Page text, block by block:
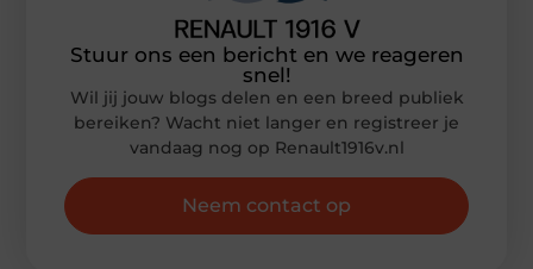
Stuur ons een bericht en we reageren
snel!
Wil jij jouw blogs delen en een breed publiek
bereiken? Wacht niet langer en registreer je
vandaag nog op Renault1916v.nl
Neem contact op